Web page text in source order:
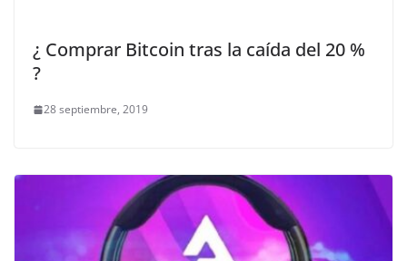
¿ Comprar Bitcoin tras la caída del 20 %
?
28 septiembre, 2019